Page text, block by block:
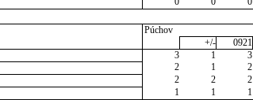
Púchov
+/-
0921
3 1 3
2 1 2
2 2 2
1 1 1